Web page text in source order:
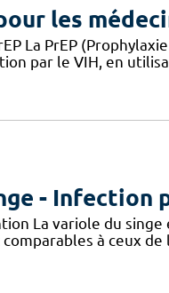
les
La PrEP
par le VIH, en
- Infection
La variole du
à ceux